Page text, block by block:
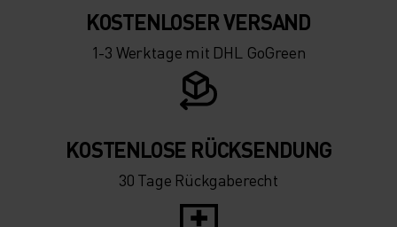
-5°
-15°
-20°
-5°
-15°
-20°
KOSTENLOSER VERSAND
1-3 Werktage mit DHL GoGreen
KOSTENLOSE RÜCKSENDUNG
30 Tage Rückgaberecht